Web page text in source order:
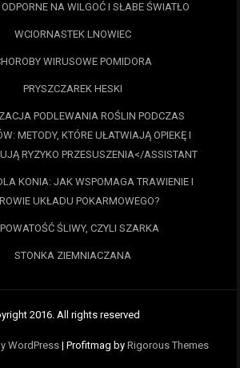
NA WILGOĆ I SŁABE ŚWIATŁO
WCIORNASTEK LNOWIEC
WIRUSOWE POMIDORA
PRYSZCZAREK HESKI
PODLEWANIA ROŚLIN PODCZAS
METODY, KTÓRE UŁATWIAJĄ OPIEKĘ I
RYZYKO PRZESUSZENIA</ASSISTANT
KONIA: JAK WSPOMAGA TRAWIENIE I
UKŁADU POKARMOWEGO?
ŚLIWY, CZYLI SZARKA
STONKA ZIEMNIACZANA
2016. All rights reserved
WordPress | Profitmag by Rigorous Themes